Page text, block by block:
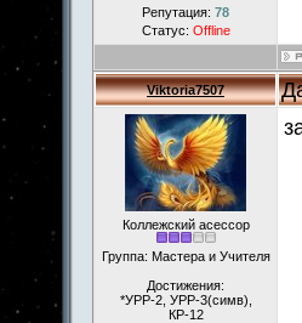
Репутация: 78
Статус: Offline
Viktoria7507
Коллежский асессор
Группа: Мастера и Учителя
Достижения:
*УРР-2, УРР-3(симв),
КР-12